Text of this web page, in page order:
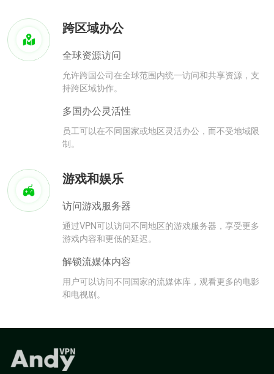
跨区域办公
全球资源访问
允许跨国公司在全球范围内统一访问和共享资源，支
持跨区域协作。
多国办公灵活性
员工可以在不同国家或地区灵活办公，而不受地域限
制。
游戏和娱乐
访问游戏服务器
通过VPN可以访问不同地区的游戏服务器，享受更多
游戏内容和更低的延迟。
解锁流媒体内容
用户可以访问不同国家的流媒体库，观看更多的电影
和电视剧。